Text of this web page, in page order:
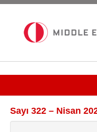
Tüm Bültenler
Sayı 322 – Nisan